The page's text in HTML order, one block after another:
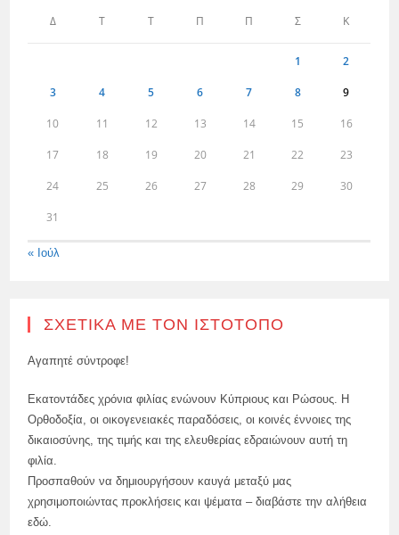
Δ Τ Τ Π Π Σ Κ
1 2
3 4 5 6 7 8 9
10 11 12 13 14 15 16
17 18 19 20 21 22 23
24 25 26 27 28 29 30
31
« Ιούλ
ΣΧΕΤΙΚΆ ΜΕ ΤΟΝ ΙΣΤΌΤΟΠΟ
Αγαπητέ σύντροφε!
Εκατοντάδες χρόνια φιλίας ενώνουν Κύπριους και Ρώσους. Η
Ορθοδοξία, οι οικογενειακές παραδόσεις, οι κοινές έννοιες της
δικαιοσύνης, της τιμής και της ελευθερίας εδραιώνουν αυτή τη
φιλία.
Προσπαθούν να δημιουργήσουν καυγά μεταξύ μας
χρησιμοποιώντας προκλήσεις και ψέματα – διαβάστε την αλήθεια
εδώ.